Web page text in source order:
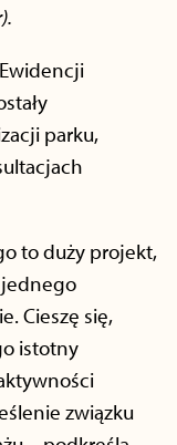
parku,
to duży projekt,
Cieszę się,
istotny
związku